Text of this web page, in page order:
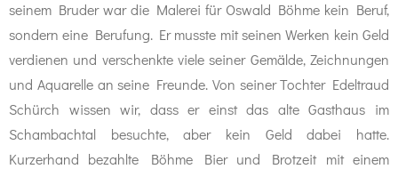
seinem Bruder war die Malerei für Oswald Böhme kein Beruf,
sondern eine Berufung. Er musste mit seinen Werken kein Geld
verdienen und verschenkte viele seiner Gemälde, Zeichnungen
und Aquarelle an seine Freunde. Von seiner Tochter Edeltraud
Schürch wissen wir, dass er einst das alte Gasthaus im
Schambachtal besuchte, aber kein Geld dabei hatte.
Kurzerhand bezahlte Böhme Bier und Brotzeit mit einem